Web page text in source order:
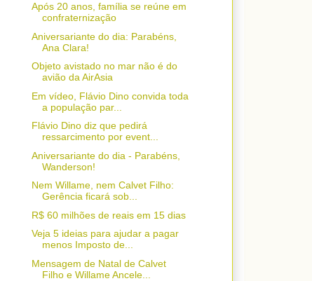
Após 20 anos, família se reúne em
confraternização
Aniversariante do dia: Parabéns,
Ana Clara!
Objeto avistado no mar não é do
avião da AirAsia
Em vídeo, Flávio Dino convida toda
a população par...
Flávio Dino diz que pedirá
ressarcimento por event...
Aniversariante do dia - Parabéns,
Wanderson!
Nem Willame, nem Calvet Filho:
Gerência ficará sob...
R$ 60 milhões de reais em 15 dias
Veja 5 ideias para ajudar a pagar
menos Imposto de...
Mensagem de Natal de Calvet
Filho e Willame Ancele...